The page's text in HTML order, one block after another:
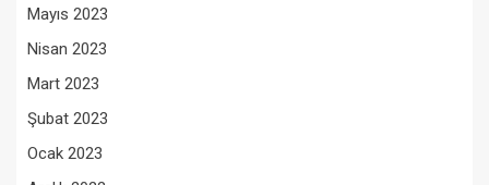
Mayıs 2023
Nisan 2023
Mart 2023
Şubat 2023
Ocak 2023